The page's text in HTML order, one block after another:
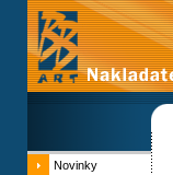
Novinky